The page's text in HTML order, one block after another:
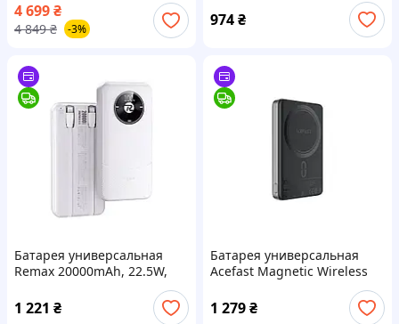
4 699₴
4 849 ₴ -3%
(1175590)
974₴
Батарея универсальная
Remax 20000mAh, 22.5W,
White)
1 221 ₴
Батарея универсальная
Acefast Magnetic Wireless
10000mAh 20W PD, QC/3.0,
QI 15W, M12 Black
1 279₴